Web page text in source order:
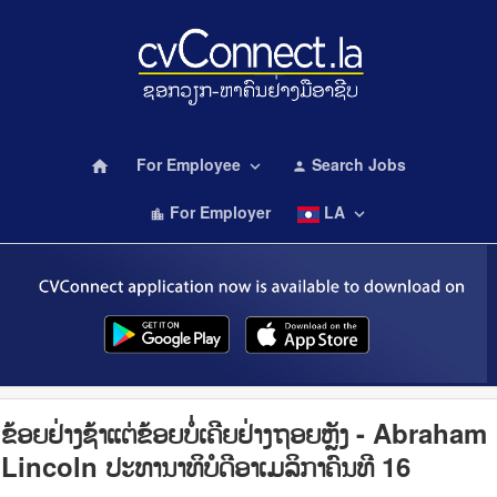
home For Employee keyboard_arrow_down person Search Jobs
location_city For Employer LA keyboard_arrow_down
ຂ້ອຍຢ່າງຊ້າແຕ່ຂ້ອຍບໍ່ເຄີຍຢ່າງຖອຍຫຼັງ - Abraham
Lincoln ປະທານາທິບໍດີອາເມລິກາຄົນທີ 16